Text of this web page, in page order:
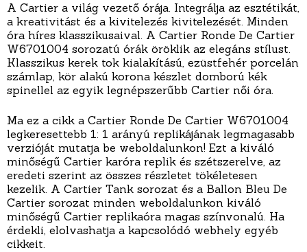
A Cartier a világ vezető órája. Integrálja az esztétikát,
a kreativitást és a kivitelezés kivitelezését. Minden
óra híres klasszikusaival. A Cartier Ronde De Cartier
W6701004 sorozatú órák öröklik az elegáns stílust.
Klasszikus kerek tok kialakítású, ezüstfehér porcelán
számlap, kör alakú korona készlet domború kék
spinellel az egyik legnépszerűbb Cartier női óra.
Ma ez a cikk a Cartier Ronde De Cartier W6701004
legkeresettebb 1: 1 arányú replikájának legmagasabb
verzióját mutatja be weboldalunkon! Ezt a kiváló
minőségű Cartier karóra replik és szétszerelve, az
eredeti szerint az összes részletet tökéletesen
kezelik. A Cartier Tank sorozat és a Ballon Bleu De
Cartier sorozat minden weboldalunkon kiváló
minőségű Cartier replikaóra magas színvonalú. Ha
érdekli, elolvashatja a kapcsolódó webhely egyéb
cikkeit.